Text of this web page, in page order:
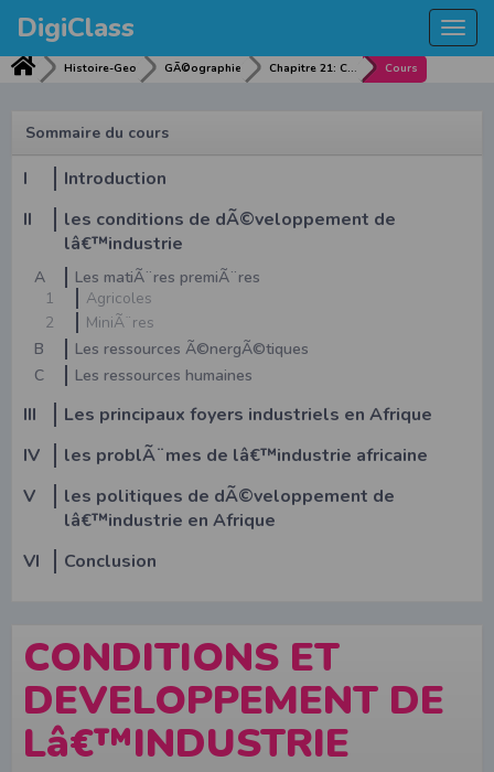
DigiClass
Histoire-Geo GÃ©ographie Chapitre 21: CONDITIONS ET DEVELOPPEMENT DE Lâ€™INDUSTRIE Cours
CONDITIONS ET
DEVELOPPEMENT DE
Lâ€™INDUSTRIE
Sommaire du cours
I
Introduction
II
les conditions de dÃ©veloppement de
lâ€™industrie
A
Les matiÃ¨res premiÃ¨res
1
Agricoles
2
MiniÃ¨res
B
Les ressources Ã©nergÃ©tiques
C
Les ressources humaines
III
Les principaux foyers industriels en Afrique
IV
les problÃ¨mes de lâ€™industrie africaine
V
les politiques de dÃ©veloppement de
lâ€™industrie en Afrique
VI
Conclusion